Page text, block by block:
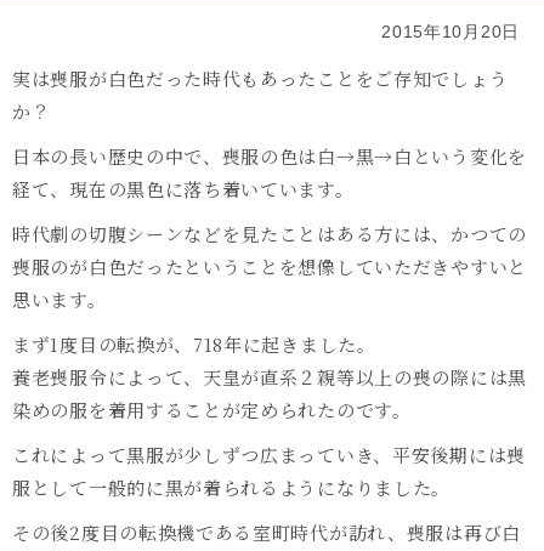
2015年10月20日
実は喪服が白色だった時代もあったことをご存知でしょう
か？
日本の長い歴史の中で、喪服の色は白→黒→白という変化を
経て、現在の黒色に落ち着いています。
時代劇の切腹シーンなどを見たことはある方には、かつての
喪服のが白色だったということを想像していただきやすいと
思います。
まず1度目の転換が、718年に起きました。
養老喪服令によって、天皇が直系２親等以上の喪の際には黒
染めの服を着用することが定められたのです。
これによって黒服が少しずつ広まっていき、平安後期には喪
服として一般的に黒が着られるようになりました。
その後2度目の転換機である室町時代が訪れ、喪服は再び白